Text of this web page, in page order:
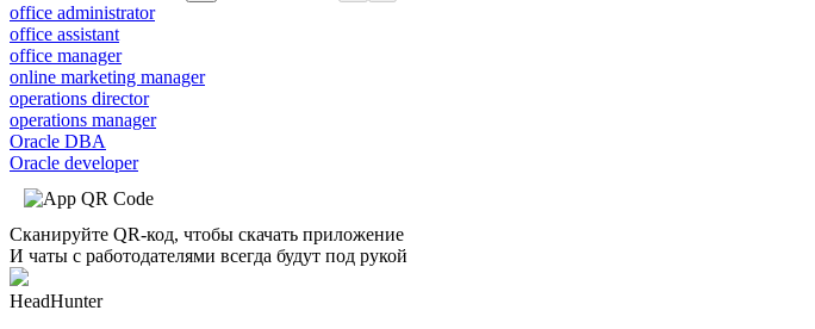
office administrator
office assistant
office manager
online marketing manager
operations director
operations manager
Oracle DBA
Oracle developer
Сканируйте QR-код, чтобы скачать приложение
И чаты с работодателями всегда будут под рукой
HeadHunter